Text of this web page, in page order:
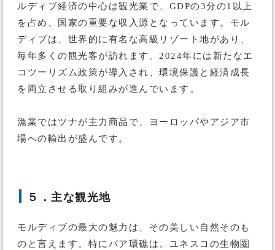
ルディブ経済の中心は観光業で、GDPの3分の1以上
を占め、国家の重要な収入源となっています。モル
ディブは、世界的に有名な高級リゾート地があり、
毎年多くの観光客が訪れます。2024年には新たなエ
コツーリズム政策が導入され、環境保護と経済成長
を両立させる取り組みが進んでいます。
漁業ではツナが主力商品で、ヨーロッパやアジア市
場への輸出が盛んです。
５．主な観光地
モルディブの最大の魅力は、その美しい自然そのも
のと言えます。特にバア環礁は、ユネスコの生物圏